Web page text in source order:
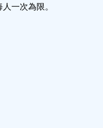
一次為限。